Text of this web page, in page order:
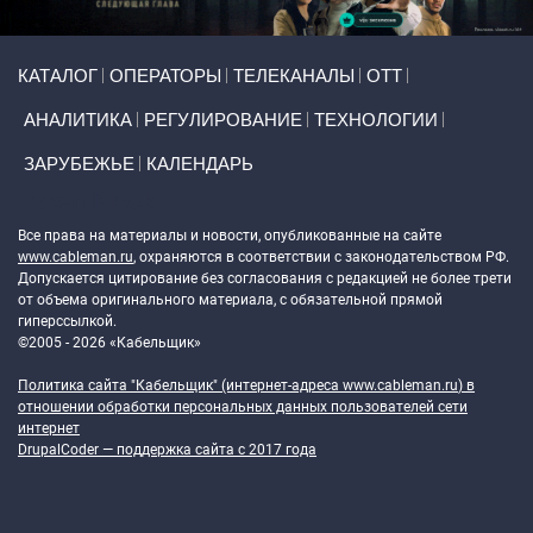
КАТАЛОГ ОПЕРАТОРЫ ТЕЛЕКАНАЛЫ ОТТ
АНАЛИТИКА РЕГУЛИРОВАНИЕ ТЕХНОЛОГИИ
ЗАРУБЕЖЬЕ КАЛЕНДАРЬ
Все права на материалы и новости, опубликованные на сайте
www.cableman.ru, охраняются в соответствии с законодательством РФ.
Допускается цитирование без согласования с редакцией не более трети
от объема оригинального материала, с обязательной прямой
гиперссылкой.
©2005 - 2026 «Кабельщик»
Политика сайта "Кабельщик" (интернет-адреса www.cableman.ru) в
отношении обработки персональных данных пользователей сети
интернет
DrupalCoder — поддержка сайта c 2017 года